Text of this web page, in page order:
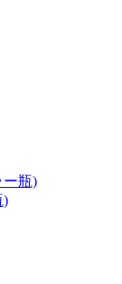
ー瓶)
)